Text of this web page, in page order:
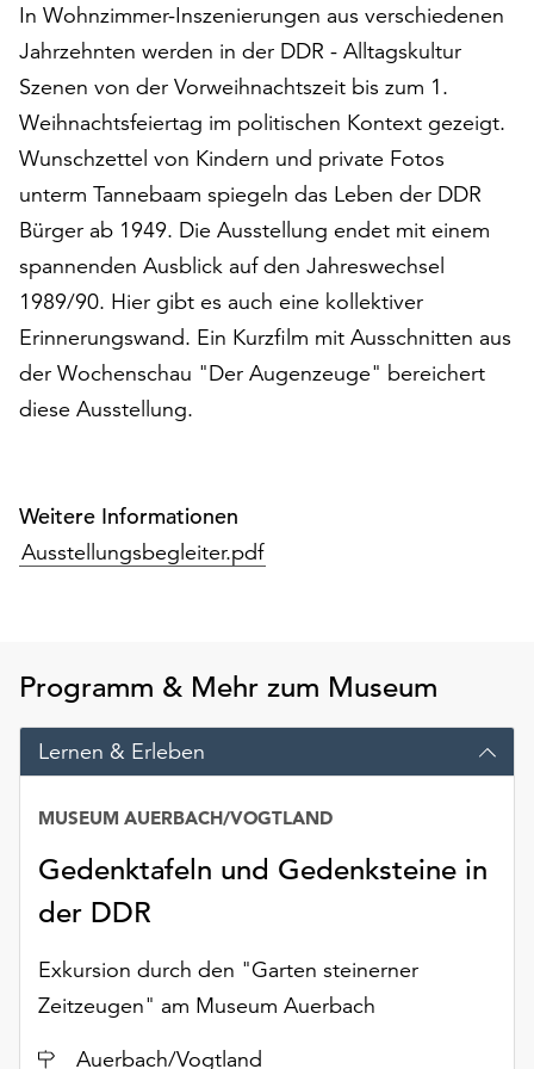
auf
„Alle
akzeptieren“,
alle
Cookies
zu
akzeptieren.
Sie
können
Ihr
Einverständnis
jederzeit
ändern
und
Ihnen
am
Ende
Schaltfläche
„Cookie-
Einstellungen“
zur
Funktionale
werden
auch
ohne
Ihr
Einverständnis
weiterhin
In Wohnzimmer-Inszenierungen aus verschiedenen
Jahrzehnten werden in der DDR - Alltagskultur
Szenen von der Vorweihnachtszeit bis zum 1.
Weihnachtsfeiertag im politischen Kontext gezeigt.
Wunschzettel von Kindern und private Fotos
unterm Tannebaam spiegeln das Leben der DDR
Bürger ab 1949. Die Ausstellung endet mit einem
spannenden Ausblick auf den Jahreswechsel
1989/90. Hier gibt es auch eine kollektiver
Erinnerungswand. Ein Kurzfilm mit Ausschnitten aus
der Wochenschau "Der Augenzeuge" bereichert
diese Ausstellung.
Weitere Informationen
Ausstellungsbegleiter.pdf
Programm & Mehr zum Museum
Lernen & Erleben
Gedenktafeln und Gedenksteine in
der DDR
MUSEUM AUERBACH/VOGTLAND
Exkursion durch den "Garten steinerner
Zeitzeugen" am Museum Auerbach
Ort
Auerbach/Vogtland